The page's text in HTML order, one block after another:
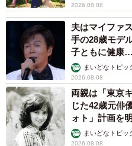
2026.08.08
夫はマイファ
手の28歳モデ
子ともに健康…
まいどなトピッ
2026.08.08
両親は「東京
じた42歳元俳
ォト」計画を
む」まいどなトピッ
2026.08.08